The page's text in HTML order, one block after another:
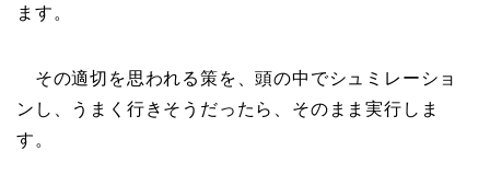
ます。
その適切を思われる策を、頭の中でシュミレーショ
ンし、うまく行きそうだったら、そのまま実行しま
す。